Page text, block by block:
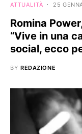
ATTUALITÀ 25
Romina
“Vive in una
social, ecco
BY REDAZIONE